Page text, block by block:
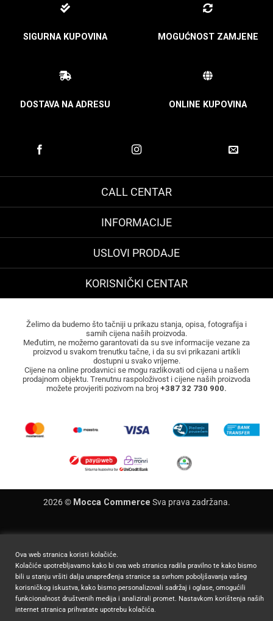
SIGURNA KUPOVINA MOGUĆNOST ZAMJENE
DOSTAVA NA ADRESU ONLINE KUPOVINA
CALL CENTAR
INFORMACIJE
USLOVI PRODAJE
KORISNIČKI CENTAR
Želimo da budemo što tačniji u prikazu stanja, opisa, fotografija i
samih cijena naših proizvoda.
Međutim, ne možemo garantovati da su sve informacije vezane za
proizvod u svakom trenutku tačne, i da su svi prikazani artikli
dostupni u svako vrijeme.
Cijene na online prodavnici se mogu razlikovati od cijena u našem
prodajnom objektu. Trenutnu raspoloživost i cijene naših proizvoda
možete provjeriti pozivom na broj +387 32 730 900.
2026 © Mocca Commerce Sva prava zadržana.
Ova web stranica koristi kolačiće.
Kolačiće upotrebljavamo kako bi ova web stranica radila pravilno te kako bismo
bili u stanju vršiti dalja unapređenja stranice sa svrhom poboljšavanja vašeg
korisničkog iskustva, kako bismo personalizovali sadržaj i oglase, omogućili
funkcionalnost društvenih medija i analizirali promet. Nastavkom korištenja naših
internet stranica prihvatate upotrebu kolačića.